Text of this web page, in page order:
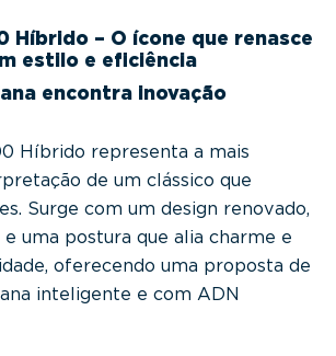
Híbrido – O ícone que renasce
estilo e eficiência
encontra inovação
Híbrido representa a mais
de um clássico que
Surge com um design renovado,
uma postura que alia charme e
oferecendo uma proposta de
inteligente e com ADN